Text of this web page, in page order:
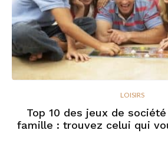
LOISIRS
Top 10 des jeux de
famille : trouvez celui qui